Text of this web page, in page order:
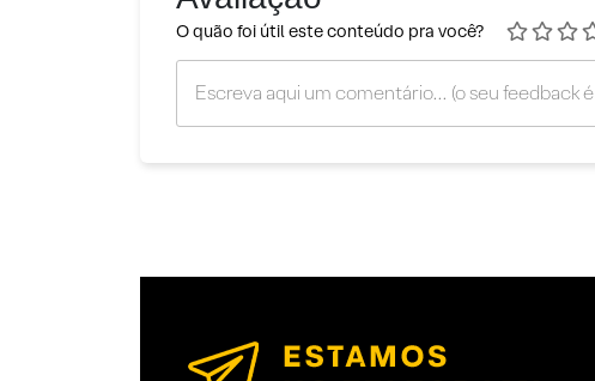
O quão foi útil este conteúdo pra você?